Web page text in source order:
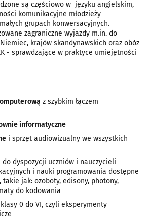
są częściowo w języku angielskim,
komunikacyjne młodzieży
grupach konwersacyjnych.
zagraniczne wyjazdy m.in. do
krajów skandynawskich oraz obóz
- sprawdzające w praktyce umiejętności
z szybkim łączem
informatyczne
i sprzęt audiowizualny we wszystkich
do dyspozycji uczniów i nauczycieli
i nauki programowania dostępne
jak: ozoboty, edisony, photony,
do kodowania
0 do VI, czyli eksperymenty